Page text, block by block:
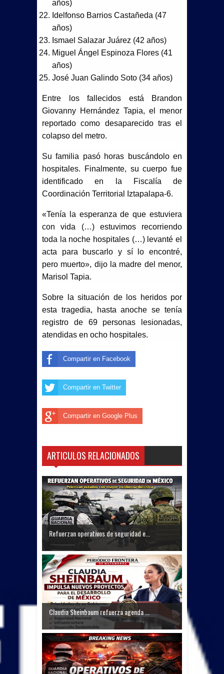
años)
Idelfonso Barrios Castañeda (47
años)
Ismael Salazar Juárez (42 años)
Miguel Ángel Espinoza Flores (41
años)
José Juan Galindo Soto (34 años)
Entre los fallecidos está Brandon
Giovanny Hernández Tapia, el menor
reportado como desaparecido tras el
colapso del metro.
Su familia pasó horas buscándolo en
hospitales. Finalmente, su cuerpo fue
identificado en la Fiscalía de
Coordinación Territorial Iztapalapa-6.
«Tenía la esperanza de que estuviera
con vida (…) estuvimos recorriendo
toda la noche hospitales (…) levanté el
acta para buscarlo y sí lo encontré,
pero muerto», dijo la madre del menor,
Marisol Tapia.
Sobre la situación de los heridos por
esta tragedia, hasta anoche se tenía
registro de 69 personas lesionadas,
atendidas en ocho hospitales.
Compartir en Facebook
Compartir en Twitter
Compartir en Google Plus
ARTICULOS RELACIONADOS
Refuerzan operativos de seguridad e...
Claudia Sheinbaum refuerza agenda ...